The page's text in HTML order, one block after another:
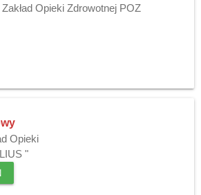
Opieki Zdrowotnej POZ
Opieki
"